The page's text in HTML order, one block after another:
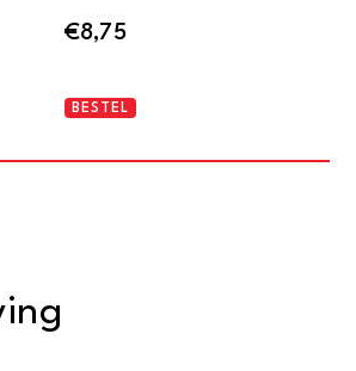
€8,75
De
BESTEL